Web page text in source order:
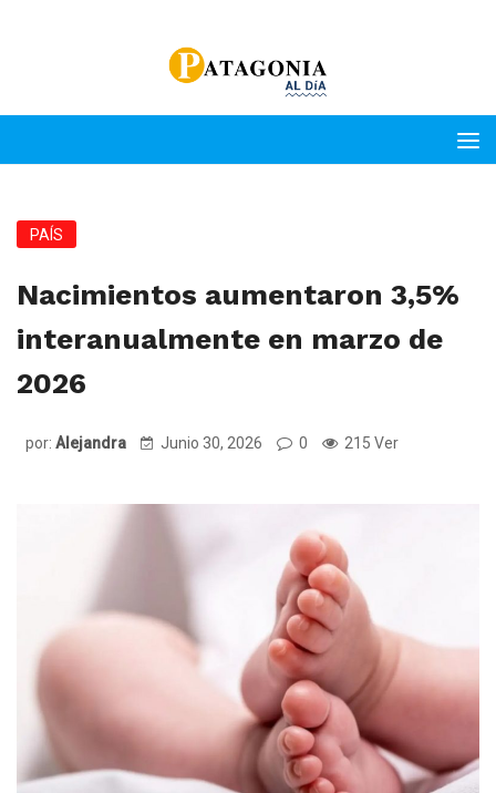
PAÍS
Nacimientos aumentaron 3,5%
interanualmente en marzo de
2026
por: Alejandra Junio 30, 2026 0 215 Ver